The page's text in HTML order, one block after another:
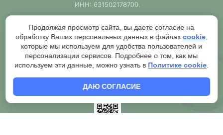
ИНН: 631502178700.
https://samara777.ru
не является публичной офертой,
ВСЯ информация размещена в ознакомительных целях.
Согласно правилам описанным в разделе"Публичная
оферта"публичная оферта используется только при
обязательном оформлении заказа через Оператора сайта
чека.
Продолжая просмотр сайта, вы даете согласие на
обработку Ваших персональных данных в файлах cookie
которые мы используем для удобства пользователей и
персонализации сервисов. Подробнее о том, как мы
используем эти данные, можно узнать в Политике cookie
ДАЮ СОГЛАСИЕ